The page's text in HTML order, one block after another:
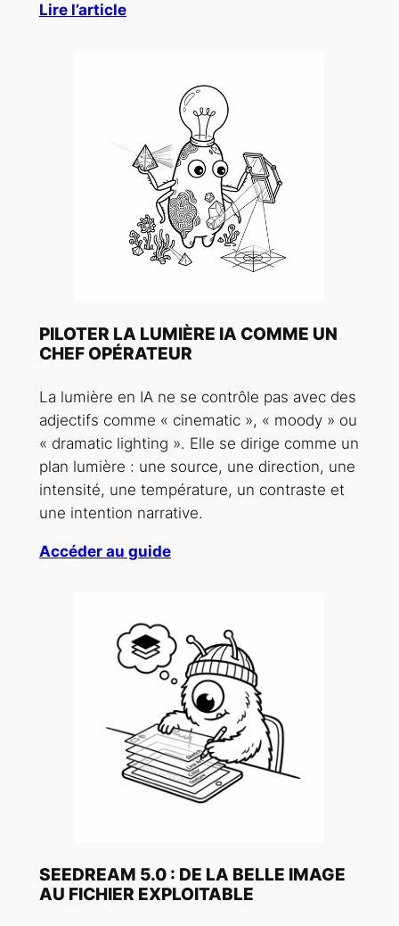
Lire l’article
PILOTER LA LUMIÈRE IA COMME UN
CHEF OPÉRATEUR
La lumière en IA ne se contrôle pas avec des
adjectifs comme « cinematic », « moody » ou
« dramatic lighting ». Elle se dirige comme un
plan lumière : une source, une direction, une
intensité, une température, un contraste et
une intention narrative.
Accéder au guide
SEEDREAM 5.0 : DE LA BELLE IMAGE
AU FICHIER EXPLOITABLE